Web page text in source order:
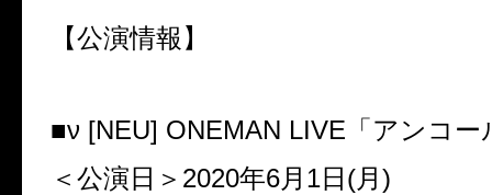
【公演情報】
■ν [NEU] ONEMAN LIVE「アンコー
＜公演日＞2020年6月1日(月)